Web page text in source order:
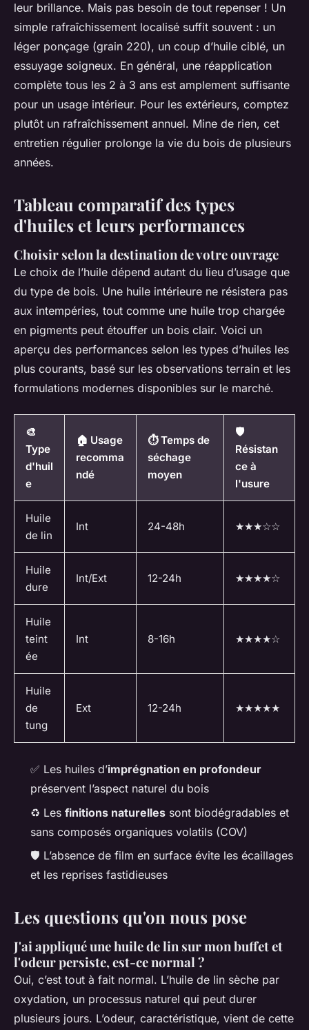
leur brillance. Mais pas besoin de tout repenser ! Un
simple rafraîchissement localisé suffit souvent : un
léger ponçage (grain 220), un coup d’huile ciblé, un
essuyage soigneux. En général, une réapplication
complète tous les 2 à 3 ans est amplement suffisante
pour un usage intérieur. Pour les extérieurs, comptez
plutôt un rafraîchissement annuel. Mine de rien, cet
entretien régulier prolonge la vie du bois de plusieurs
années.
Tableau comparatif des types
d'huiles et leurs performances
Choisir selon la destination de votre ouvrage
Le choix de l’huile dépend autant du lieu d’usage que
du type de bois. Une huile intérieure ne résistera pas
aux intempéries, tout comme une huile trop chargée
en pigments peut étouffer un bois clair. Voici un
aperçu des performances selon les types d’huiles les
plus courants, basé sur les observations terrain et les
formulations modernes disponibles sur le marché.
🎨
Type
d'huil
e
🏠 Usage
recomma
ndé
⏱️ Temps de
séchage
moyen
🛡️
Résistan
ce à
l'usure
Huile
de lin
Int 24-48h ★★★☆☆
Huile
dure
Int/Ext 12-24h ★★★★☆
Huile
teint
ée
Int 8-16h ★★★★☆
Huile
de
tung
Ext 12-24h ★★★★★
✅ Les huiles d’imprégnation en profondeur
préservent l’aspect naturel du bois
♻️ Les finitions naturelles sont biodégradables et
sans composés organiques volatils (COV)
🛡️ L’absence de film en surface évite les écaillages
et les reprises fastidieuses
Les questions qu'on nous pose
J'ai appliqué une huile de lin sur mon buffet et
l'odeur persiste, est-ce normal ?
Oui, c’est tout à fait normal. L’huile de lin sèche par
oxydation, un processus naturel qui peut durer
plusieurs jours. L’odeur, caractéristique, vient de cette